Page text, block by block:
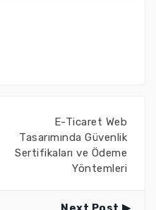
E-Ticaret Web
Tasarımında Güvenlik
Sertifikaları ve Ödeme
Yöntemleri